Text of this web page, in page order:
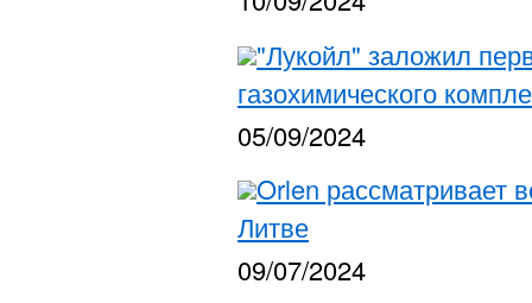
"Лукойл" заложил
газохимического
05/09/2024
Orlen рассматривает
Литве
09/07/2024